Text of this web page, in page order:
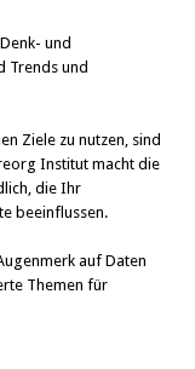
und
Trends und
Ziele zu nutzen, sind
Institut macht die
die Ihr
beeinflussen.
auf Daten
Themen für